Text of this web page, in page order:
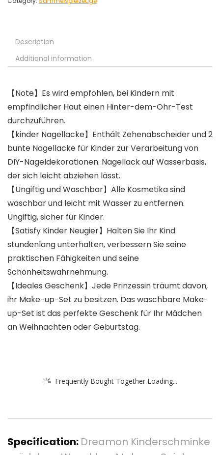
Description
Additional information
【Note】Es wird empfohlen, bei Kindern mit
empfindlicher Haut einen Hinter-dem-Ohr-Test
durchzuführen.
【kinder Nagellacke】Enthält Zehenabscheider und 2
bunte Nagellacke für Kinder zur Verarbeitung von
DIY-Nageldekorationen. Nagellack auf Wasserbasis,
der sich leicht abziehen lässt.
【Ungiftig und Waschbar】Alle Kosmetika sind
waschbar und leicht mit Wasser zu entfernen.
Ungiftig, sicher für Kinder.
【Satisfy Kinder Neugier】Halten Sie Ihr Kind
stundenlang unterhalten, verbessern Sie seine
praktischen Fähigkeiten und seine
Schönheitswahrnehmung.
【Ideales Geschenk】Jede Prinzessin träumt davon,
ihr Make-up-Set zu besitzen. Das waschbare Make-
up-Set ist das perfekte Geschenk für Ihr Mädchen
an Weihnachten oder Geburtstag.
Frequently Bought Together Loading...
Specification: Dreamon Kinderschminke